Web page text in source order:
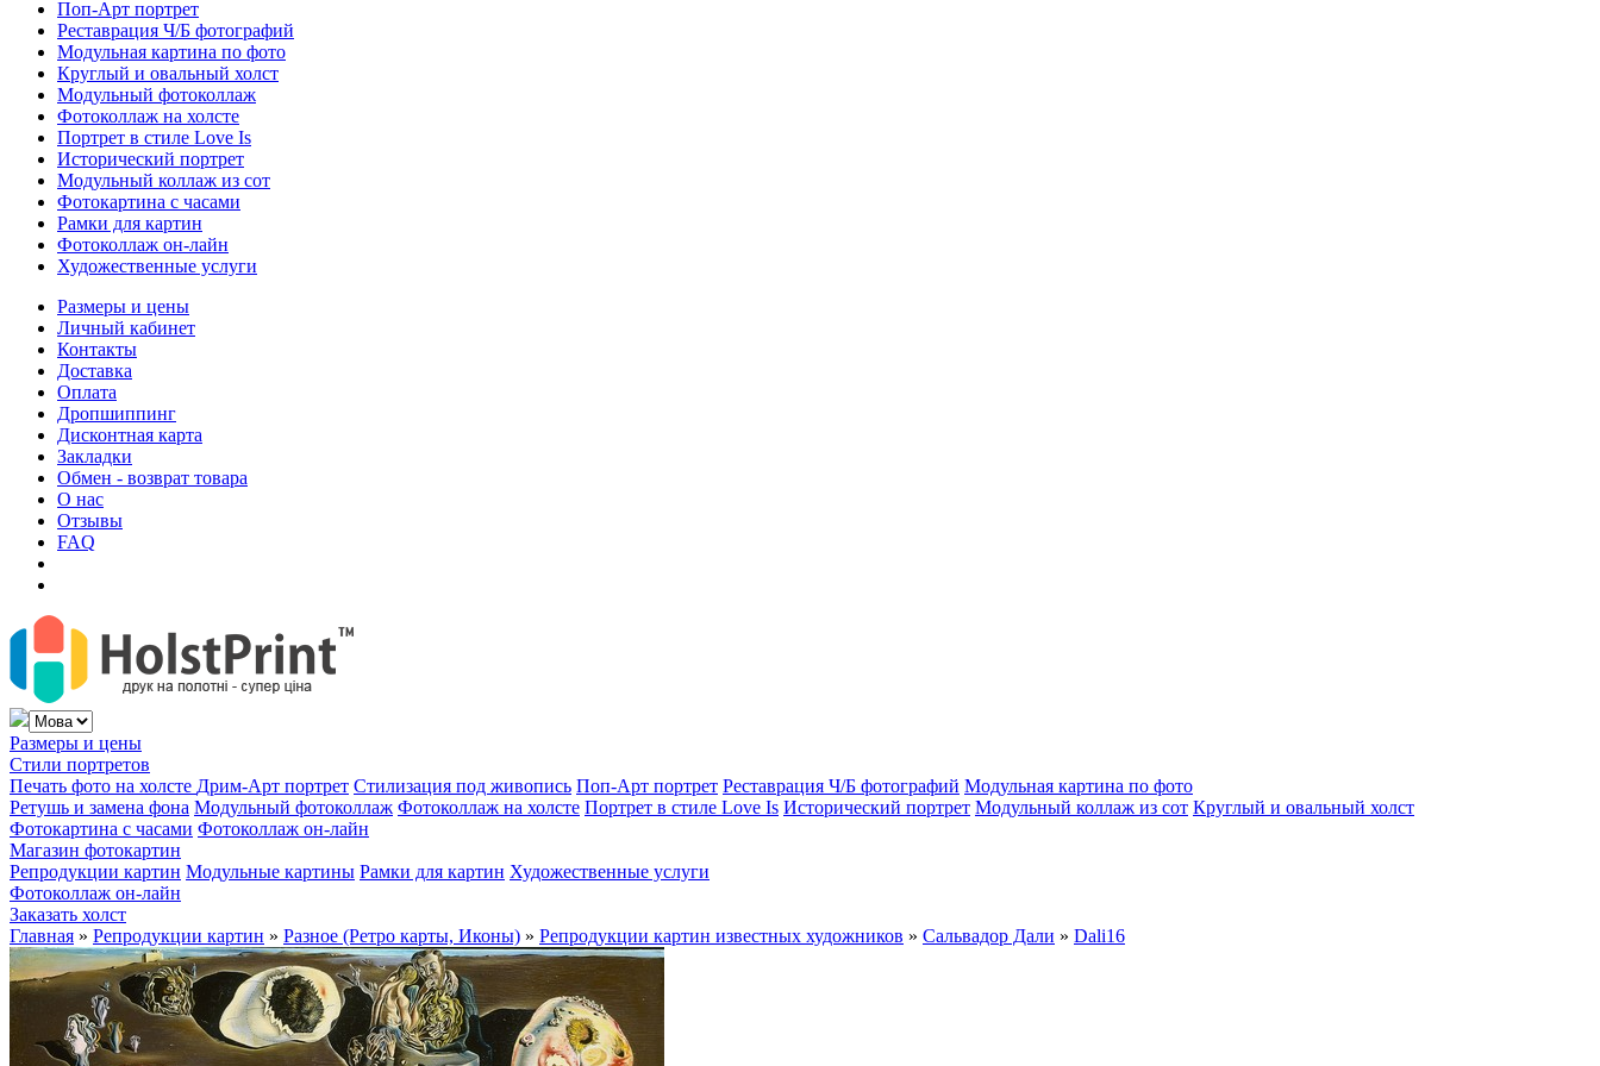
Поп-Арт портрет
Реставрация Ч/Б фотографий
Модульная картина по фото
Круглый и овальный холст
Модульный фотоколлаж
Фотоколлаж на холсте
Портрет в стиле Love Is
Исторический портрет
Модульный коллаж из сот
Фотокартина с часами
Рамки для картин
Фотоколлаж он-лайн
Художественные услуги
Размеры и цены
Личный кабинет
Контакты
Доставка
Оплата
Дропшиппинг
Дисконтная карта
Закладки
Обмен - возврат товара
О нас
Отзывы
FAQ
Размеры и цены
Стили портретов
Печать фото на холсте Дрим-Арт портрет Стилизация под живопись Поп-Арт портрет Реставрация Ч/Б фотографий Модульная картина по фото
Ретушь и замена фона Модульный фотоколлаж Фотоколлаж на холсте Портрет в стиле Love Is Исторический портрет Модульный коллаж из сот Круглый и овальный холст
Фотокартина с часами Фотоколлаж он-лайн
Магазин фотокартин
Репродукции картин Модульные картины Рамки для картин Художественные услуги
Фотоколлаж он-лайн
Заказать холст
Главная » Репродукции картин » Разное (Ретро карты, Иконы) » Репродукции картин известных художников » Сальвадор Дали » Dali16